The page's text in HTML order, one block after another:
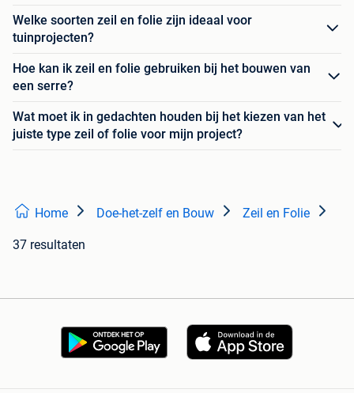
Welke soorten zeil en folie zijn ideaal voor
tuinprojecten?
Hoe kan ik zeil en folie gebruiken bij het bouwen van
een serre?
Wat moet ik in gedachten houden bij het kiezen van het
juiste type zeil of folie voor mijn project?
Home Doe-het-zelf en Bouw Zeil en Folie
37 resultaten